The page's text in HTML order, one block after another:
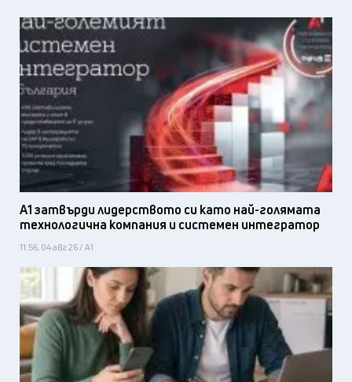
А1 затвърди лидерството си като най-голямата
технологична компания и системен интегратор
11:56, 04 авг 26 / А1